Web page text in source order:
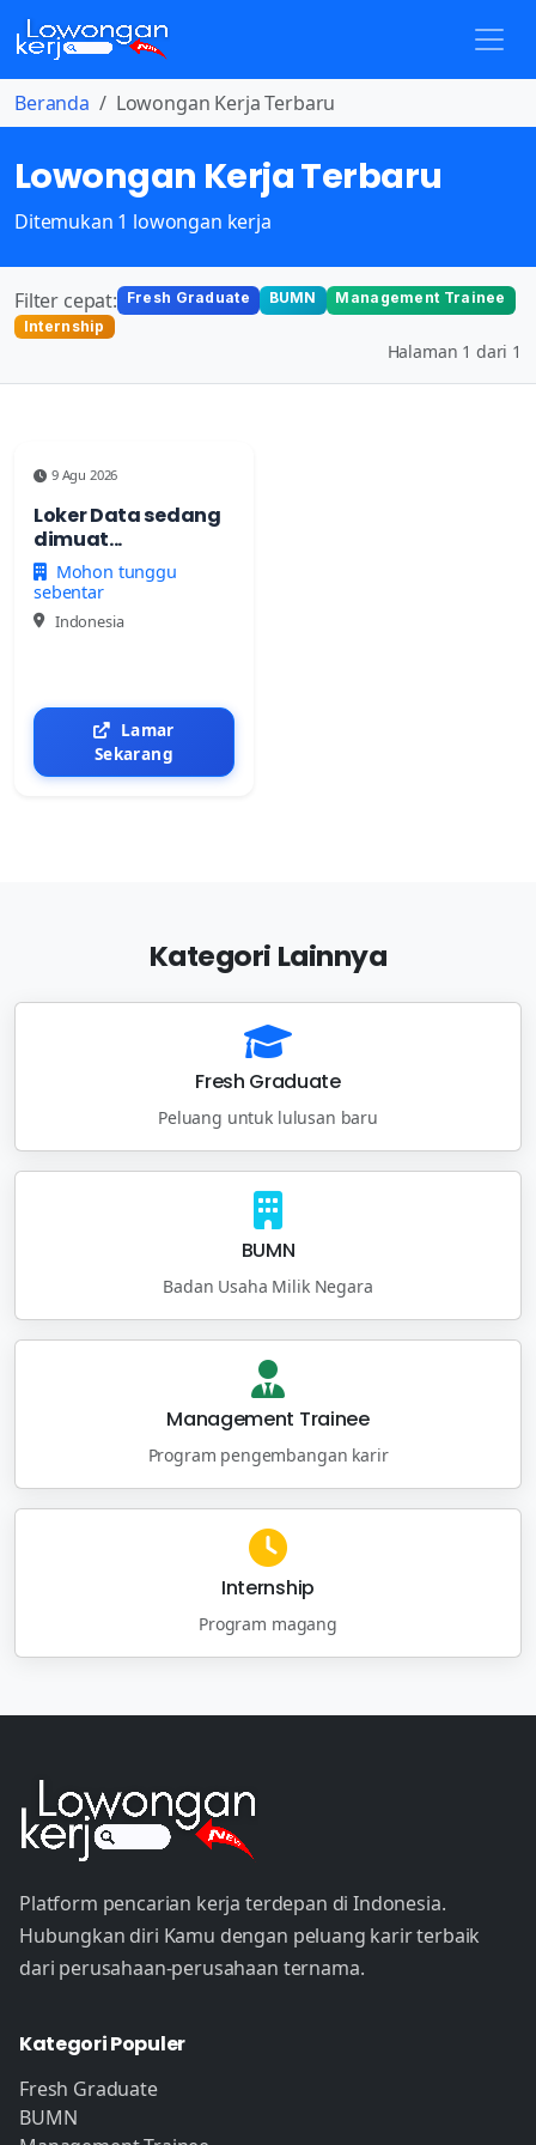
Beranda Lowongan Kerja Terbaru
Lowongan Kerja Terbaru
Ditemukan 1 lowongan kerja
Filter cepat: Fresh Graduate BUMN
Management Trainee
Internship
Halaman 1 dari 1
9 Agu 2026
Loker Data sedang
dimuat...
Mohon tunggu
sebentar
Indonesia
Lamar
Sekarang
Kategori Lainnya
Fresh Graduate
Peluang untuk lulusan baru
BUMN
Badan Usaha Milik Negara
Management Trainee
Program pengembangan karir
Internship
Program magang
Platform pencarian kerja terdepan di Indonesia.
Hubungkan diri Kamu dengan peluang karir terbaik
dari perusahaan-perusahaan ternama.
Kategori Populer
Fresh Graduate
BUMN